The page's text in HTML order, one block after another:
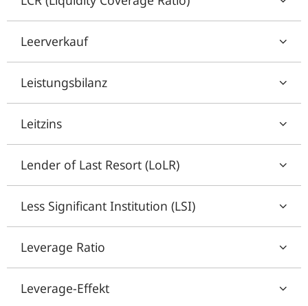
Leerverkauf
Leistungsbilanz
Leitzins
Lender of Last Resort (LoLR)
Less Significant Institution (LSI)
Leverage Ratio
Leverage-Effekt